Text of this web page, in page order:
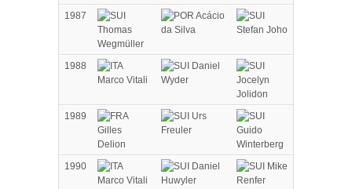
1987
Thomas
Wegmüller
Acácio
da Silva
Stefan Joho
1988
Marco Vitali
Daniel
Wyder
Jocelyn
Jolidon
1989
Gilles
Delion
Urs
Freuler
Guido
Winterberg
1990
Marco Vitali
Daniel
Huwyler
Mike
Renfer